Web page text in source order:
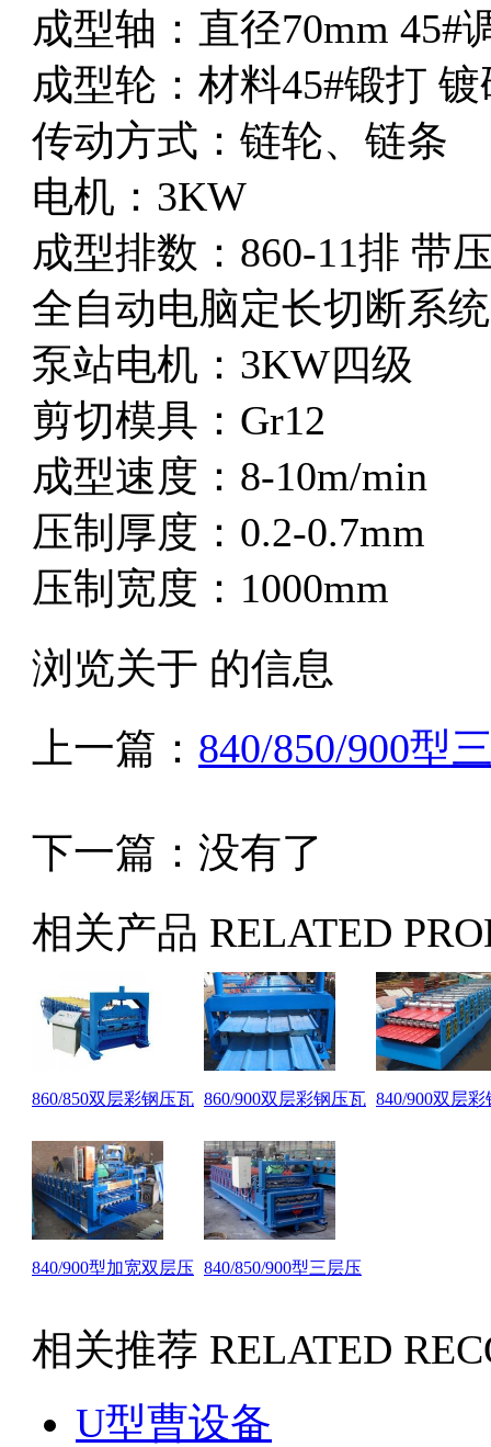
成型轴：直径70mm 45#
成型轮：材料45#锻打
传动方式：链轮、链条
电机：3KW
成型排数：860-11排 带
全自动电脑定长切断系
泵站电机：3KW四级
剪切模具：Gr12
成型速度：8-10m/min
压制厚度：0.2-0.7mm
压制宽度：1000mm
浏览关于 的信息
上一篇： 840/850/900型
下一篇：没有了
相关产品 RELATED
860/850双层彩钢压瓦 860/900双层彩钢压瓦 840/900双层
840/900型加宽双层压 840/850/900型三层压
相关推荐 RELATED
U型曹设备